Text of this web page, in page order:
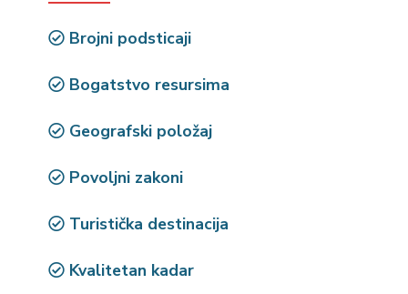
Brojni podsticaji
Bogatstvo resursima
Geografski položaj
Povoljni zakoni
Turistička destinacija
Kvalitetan kadar